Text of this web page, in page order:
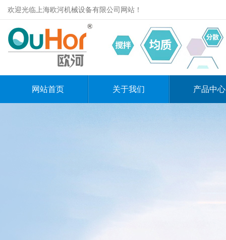
欢迎光临上海欧河机械设备有限公司网站！
网站首页 关于我们 产品中心